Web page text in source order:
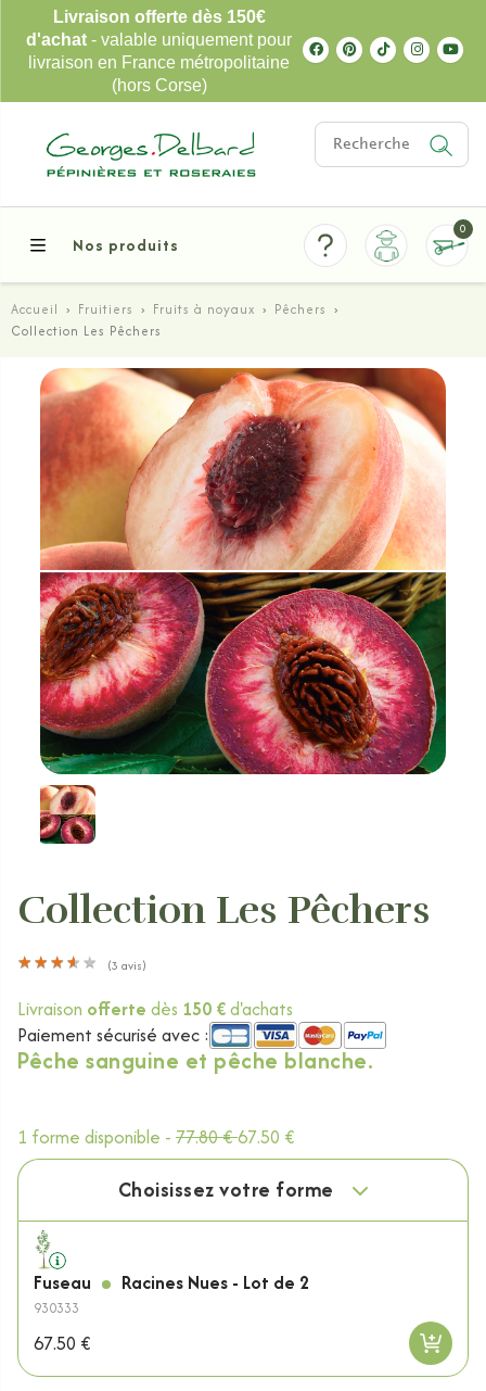
Livraison offerte dès 150€
d'achat - valable uniquement pour
livraison en France métropolitaine
(hors Corse)
Nos produits
0
Accueil › Fruitiers › Fruits à noyaux › Pêchers ›
Collection Les Pêchers
Collection Les Pêchers
★ ★ ★ ★ ★
★ ★ ★ ★ ★ (3 avis)
Livraison offerte dès 150 €d'achats
Paiement sécurisé avec :
Pêche sanguine et pêche blanche.
1 forme disponible - 77.80 €67.50 €
Choisissez votre forme
Fuseau Racines Nues - Lot de 2
930333
67.50 €